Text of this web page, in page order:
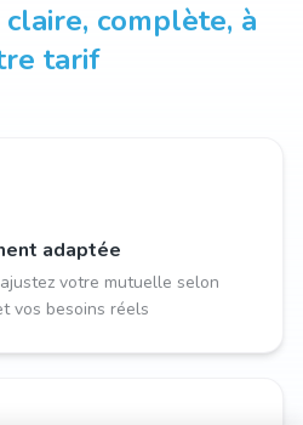
claire, complète, à
tarif
adaptée
votre mutuelle selon
vos besoins réels